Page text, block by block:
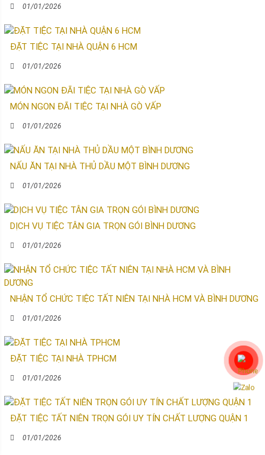
01/01/2026
ĐẶT TIỆC TẠI NHÀ QUẬN 6 HCM
01/01/2026
MÓN NGON ĐÃI TIỆC TẠI NHÀ GÒ VẤP
01/01/2026
NẤU ĂN TẠI NHÀ THỦ DẦU MỘT BÌNH DƯƠNG
01/01/2026
DỊCH VỤ TIỆC TÂN GIA TRỌN GÓI BÌNH DƯƠNG
01/01/2026
NHẬN TỔ CHỨC TIỆC TẤT NIÊN TẠI NHÀ HCM VÀ BÌNH DƯƠNG
01/01/2026
ĐẶT TIỆC TẠI NHÀ TPHCM
01/01/2026
ĐẶT TIỆC TẤT NIÊN TRỌN GÓI UY TÍN CHẤT LƯỢNG QUẬN 1
01/01/2026